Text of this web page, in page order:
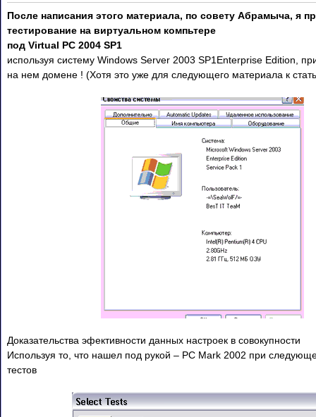
После написания этого материала, по совету Абрамыча, я
тестирование на виртуальном компьтере
под Virtual PC 2004 SP1
используя систему Windows Server 2003 SP1Enterprise Edition,
на нем домене ! (Хотя это уже для следующего материала к
Доказательства эфективности данных настроек в совокупности
Используя то, что нашел под рукой – PC Mark 2002 при
тестов